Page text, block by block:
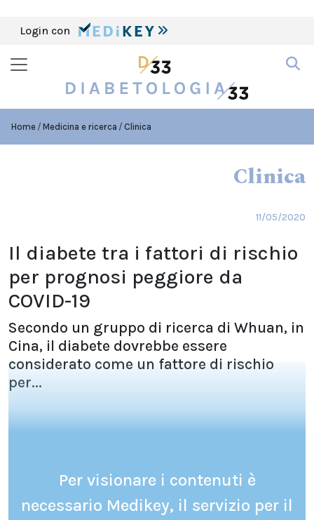
Login con
Home Medicina e ricerca Clinica
Clinica
11/05/2020
Il diabete tra i fattori di rischio
per prognosi peggiore da
COVID-19
Secondo un gruppo di ricerca di Whuan, in
Cina, il diabete dovrebbe essere
considerato come un fattore di rischio
per...
Per visionare i contenuti è
necessario Medikey, il servizio per il